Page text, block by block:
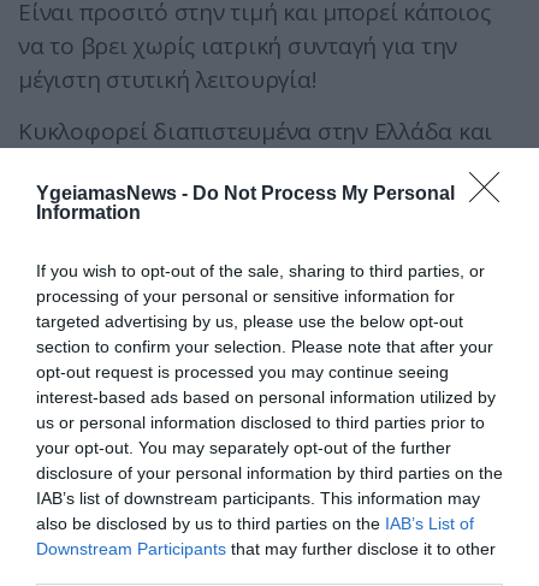
YgeiamasNews - Do Not Process My Personal
Information
If you wish to opt-out of the sale, sharing to third parties, or
processing of your personal or sensitive information for
targeted advertising by us, please use the below opt-out
section to confirm your selection. Please note that after your
opt-out request is processed you may continue seeing
interest-based ads based on personal information utilized by
us or personal information disclosed to third parties prior to
your opt-out. You may separately opt-out of the further
disclosure of your personal information by third parties on the
IAB’s list of downstream participants. This information may
also be disclosed by us to third parties on the IAB’s List of
Downstream Participants that may further disclose it to other
Είναι προσιτό στην τιμή και μπορεί κάποιος
να το βρει χωρίς ιατρική συνταγή για την
μέγιστη στυτική λειτουργία!
Κυκλοφορεί διαπιστευμένα στην Ελλάδα και
διατίθεται σε επιλεγμένα φαρμακεία καθώς και
σε ηλεκτρονικά φαρμακεία.
GOOD LIFE